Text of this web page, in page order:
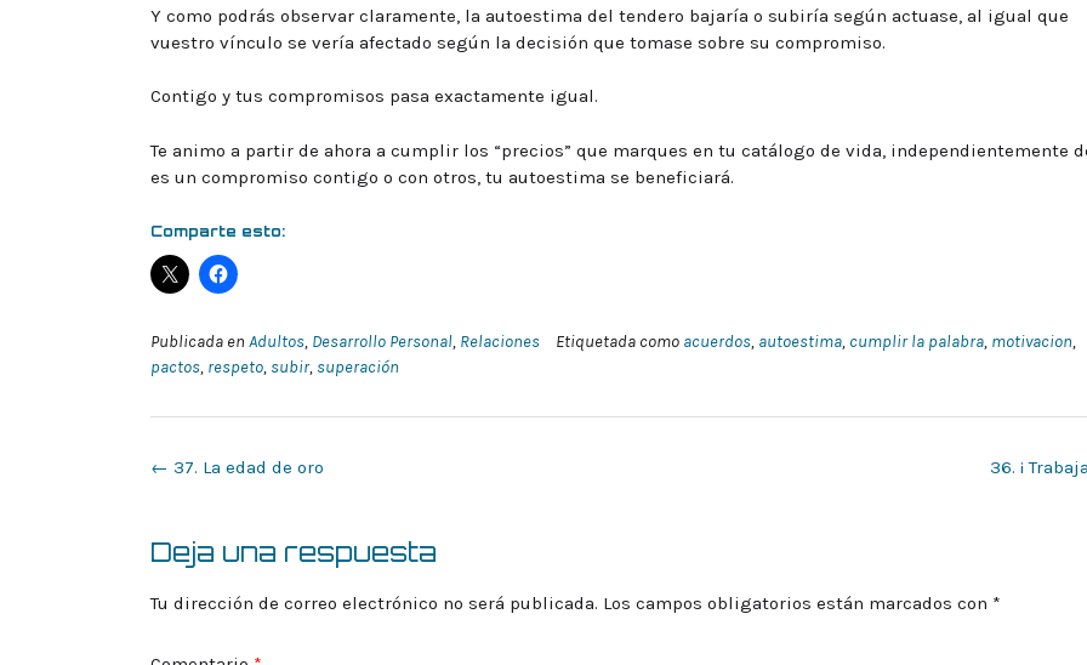
Y como podrás observar claramente, la autoestima del tendero bajaría o subiría según actuase, al igual que
vuestro vínculo se vería afectado según la decisión que tomase sobre su compromiso.
Contigo y tus compromisos pasa exactamente igual.
Te animo a partir de ahora a cumplir los “precios” que marques en tu catálogo de vida, independientemente
es un compromiso contigo o con otros, tu autoestima se beneficiará.
Comparte esto:
Publicada en Adultos, Desarrollo Personal, Relaciones Etiquetada como acuerdos, autoestima, cumplir la palabra, motivacion,
pactos, respeto, subir, superación
Navegación
entrada
36. ¡
← 37. La edad de oro
Deja una respuesta
Tu dirección de correo electrónico no será publicada. Los campos obligatorios están marcados con *